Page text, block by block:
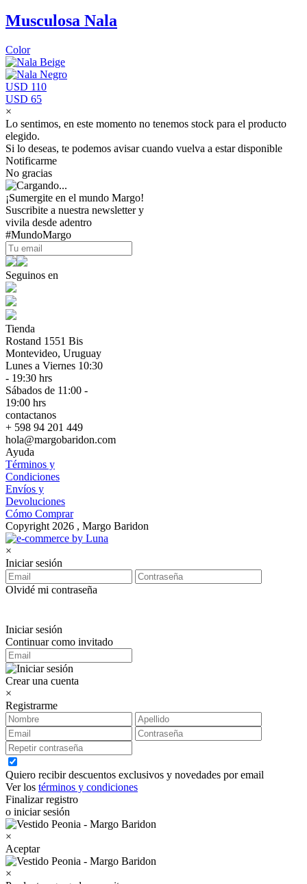
Musculosa Nala
Color
USD 110
USD 65
×
Lo sentimos, en este momento no tenemos stock para el producto
elegido.
Si lo deseas, te podemos avisar cuando vuelva a estar disponible
Notificarme
No gracias
¡Sumergite en el mundo Margo!
Suscribite a nuestra newsletter y
vivila desde adentro
#MundoMargo
Seguinos en
Tienda
Rostand 1551 Bis
Montevideo, Uruguay
Lunes a Viernes 10:30
- 19:30 hrs
Sábados de 11:00 -
19:00 hrs
contactanos
+ 598 94 201 449
hola@margobaridon.com
Ayuda
Términos y
Condiciones
Envíos y
Devoluciones
Cómo Comprar
Copyright 2026 , Margo Baridon
×
Iniciar sesión
Olvidé mi contraseña
Iniciar sesión
Continuar como invitado
Crear una cuenta
×
Registrarme
Quiero recibir descuentos exclusivos y novedades por email
Ver los términos y condiciones
Finalizar registro
o iniciar sesión
×
Aceptar
×